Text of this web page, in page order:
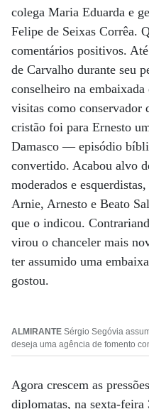
colega Maria Eduarda e
Felipe de Seixas Corrêa.
comentários positivos.
de Carvalho durante seu
conselheiro na
visitas como conservador
cristão foi para Ernesto
Damasco ­— episódio
convertido. Acabou alvo
moderados e
Arnie, Arnesto e Beato
que o indicou.
virou o chanceler mais
ter assumido uma
gostou.
ALMIRANTE Sérgio Segóvia
deseja uma agência de fomento
Agora crescem as
diplomatas, na sexta-